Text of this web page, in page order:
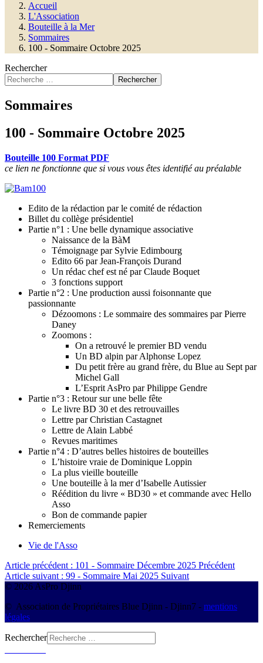
Accueil
L'Association
Bouteille à la Mer
Sommaires
100 - Sommaire Octobre 2025
Rechercher
Rechercher
Sommaires
100 - Sommaire Octobre 2025
Bouteille 100 Format PDF
ce lien ne fonctionne que si vous vous êtes identifié au préalable
Edito de la rédaction par le comité de rédaction
Billet du collège présidentiel
Partie n°1 : Une belle dynamique associative
Naissance de la BàM
Témoignage par Sylvie Edimbourg
Edito 66 par Jean-François Durand
Un rédac chef est né par Claude Boquet
3 fonctions support
Partie n°2 : Une production aussi foisonnante que
passionnante
Dézoomons : Le sommaire des sommaires par Pierre
Daney
Zoomons :
On a retrouvé le premier BD vendu
Un BD alpin par Alphonse Lopez
Du petit frère au grand frère, du Blue au Sept par
Michel Gall
L’Esprit AsPro par Philippe Gendre
Partie n°3 : Retour sur une belle fête
Le livre BD 30 et des retrouvailles
Lettre par Christian Castagnet
Lettre de Alain Labbé
Revues maritimes
Partie n°4 : D’autres belles histoires de bouteilles
L’histoire vraie de Dominique Loppin
La plus vieille bouteille
Une bouteille à la mer d’Isabelle Autissier
Réédition du livre « BD30 » et commande avec Hello
Asso
Bon de commande papier
Remerciements
Vie de l'Asso
Article précédent : 101 - Sommaire Décembre 2025 Précédent
Article suivant : 99 - Sommaire Mai 2025 Suivant
© 2026 AsPro Djinn
© Association de Propriétaires Blue Djinn - Djinn7 - mentions
légales
Rechercher